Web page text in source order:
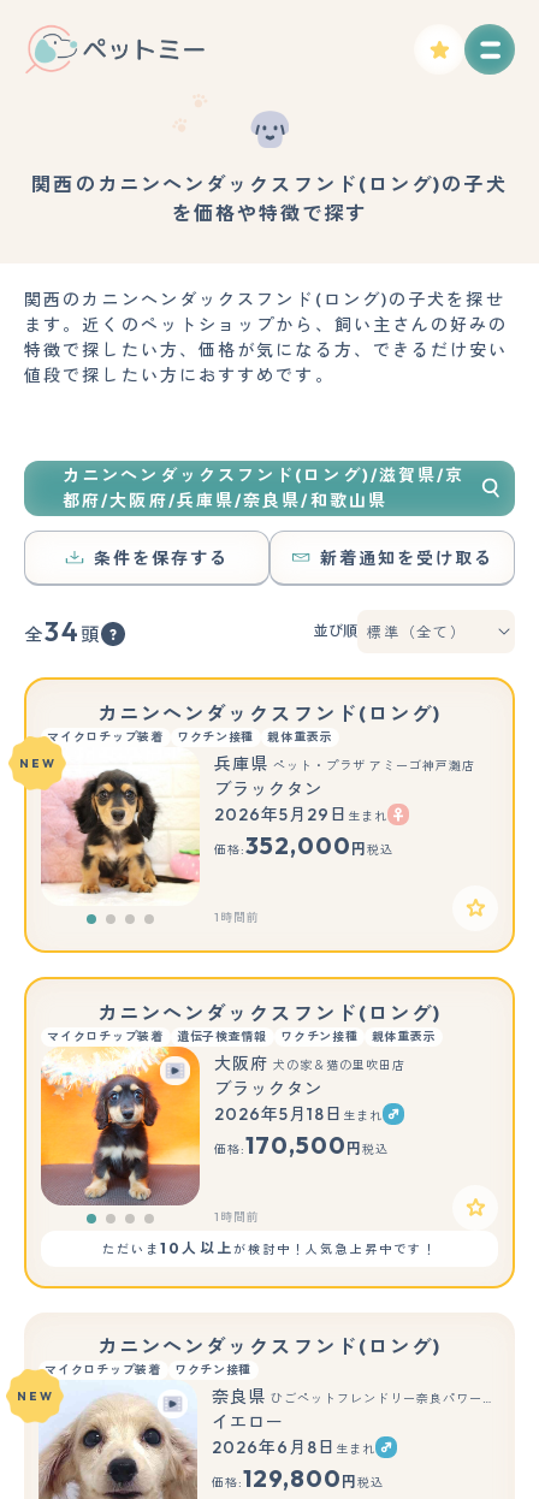
関西のカニンヘンダックスフンド(ロング)の子犬
を価格や特徴で探す
関西のカニンヘンダックスフンド(ロング)の子犬を探せ
ます。近くのペットショップから、飼い主さんの好みの
特徴で探したい方、価格が気になる方、できるだけ安い
値段で探したい方におすすめです。
カニンヘンダックスフンド(ロング)/滋賀県/京
都府/大阪府/兵庫県/奈良県/和歌山県
条件を保存する 新着通知を受け取る
全34 頭 並び順
カニンヘンダックスフンド(ロング)
マイクロチップ装着 ワクチン接種
親体重表示
NEW
兵庫県 ペット・プラザ アミーゴ神戸灘店
ブラックタン
2026年5月29日 生まれ
価格:352,000 円 税込
1時間前
カニンヘンダックスフンド(ロング)
マイクロチップ装着 遺伝子検査情報 ワクチン接種 親体重表示
大阪府 犬の家＆猫の里吹田店
ブラックタン
2026年5月18日 生まれ
価格:170,500 円 税込
1時間前
ただいま10人以上が検討中！人気急上昇中です！
カニンヘンダックスフンド(ロング)
マイクロチップ装着 ワクチン接種
もっと見る
NEW 奈良県 ひごペットフレンドリー奈良パワーシティ店
イエロー
2026年6月8日 生まれ
価格:129,800 円 税込